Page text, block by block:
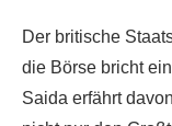
Der britische
die Börse bricht
Saida erfährt